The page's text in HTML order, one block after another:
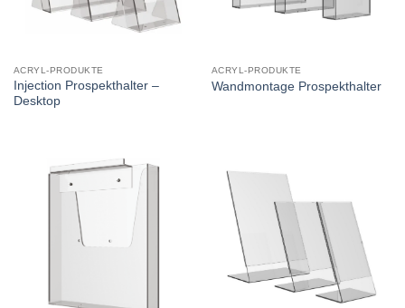
ACRYL-PRODUKTE
Injection Prospekthalter –
Desktop
ACRYL-PRODUKTE
Wandmontage Prospekthalter